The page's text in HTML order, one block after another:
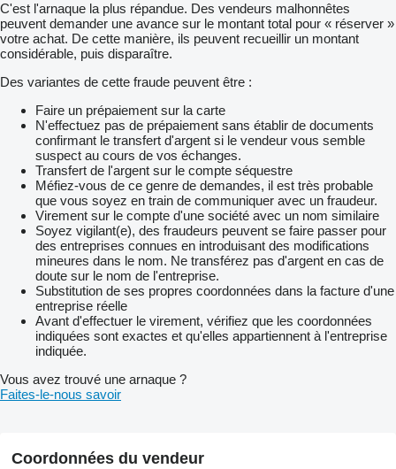
C'est l'arnaque la plus répandue. Des vendeurs malhonnêtes
peuvent demander une avance sur le montant total pour « réserver »
votre achat. De cette manière, ils peuvent recueillir un montant
considérable, puis disparaître.
Des variantes de cette fraude peuvent être :
Faire un prépaiement sur la carte
N'effectuez pas de prépaiement sans établir de documents
confirmant le transfert d'argent si le vendeur vous semble
suspect au cours de vos échanges.
Transfert de l'argent sur le compte séquestre
Méfiez-vous de ce genre de demandes, il est très probable
que vous soyez en train de communiquer avec un fraudeur.
Virement sur le compte d'une société avec un nom similaire
Soyez vigilant(e), des fraudeurs peuvent se faire passer pour
des entreprises connues en introduisant des modifications
mineures dans le nom. Ne transférez pas d'argent en cas de
doute sur le nom de l'entreprise.
Substitution de ses propres coordonnées dans la facture d'une
entreprise réelle
Avant d'effectuer le virement, vérifiez que les coordonnées
indiquées sont exactes et qu'elles appartiennent à l'entreprise
indiquée.
Vous avez trouvé une arnaque ?
Faites-le-nous savoir
Coordonnées du vendeur